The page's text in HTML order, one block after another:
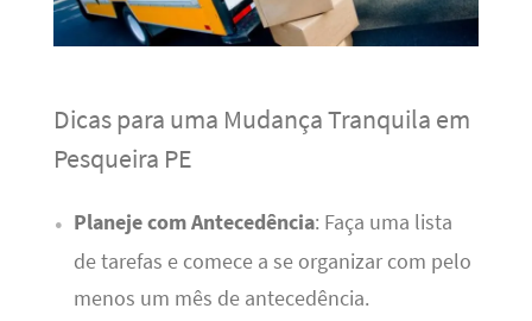
Dicas para uma Mudança Tranquila em
Pesqueira PE
Planeje com Antecedência: Faça uma lista
de tarefas e comece a se organizar com pelo
menos um mês de antecedência.